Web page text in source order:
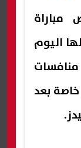
مباراة
اليوم
بعد